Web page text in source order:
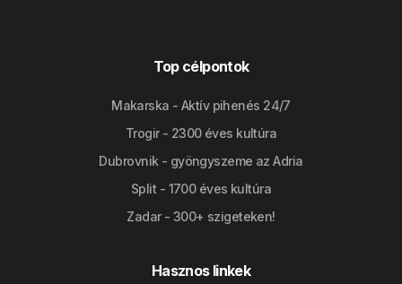
Top célpontok
Makarska - Aktív pihenés 24/7
Trogir - 2300 éves kultúra
Dubrovnik - gyöngyszeme az Adria
Split - 1700 éves kultúra
Zadar - 300+ szigeteken!
Hasznos linkek